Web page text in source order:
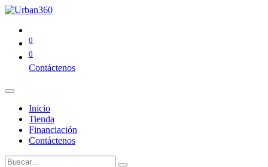
0
0
Contáctenos
Inicio
Tienda
Financiación
Contáctenos